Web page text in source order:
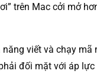
trên Mac cởi mở
viết và chạy
đối mặt với áp lực